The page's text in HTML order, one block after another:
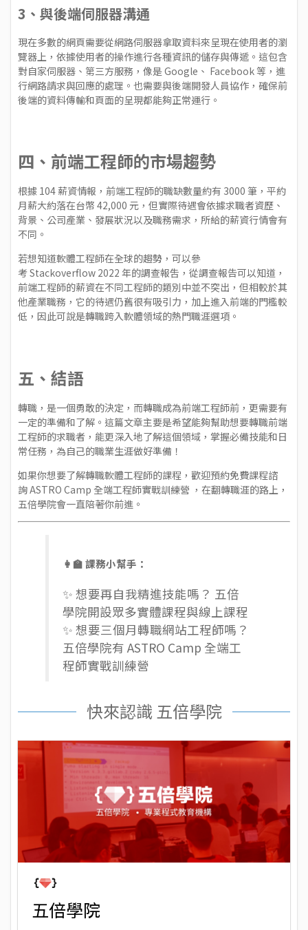
3、與後端伺服器溝通
現在多數的網頁需要從網路伺服器拿取資料來呈現在使用者的瀏
覽器上，依據使用者的操作進行各種資訊的儲存與傳遞。這包含
對自家伺服器、第三方服務，像是 Google、 Facebook 等，進
行網路請求與回應的處理。也需要與後端開發人員協作，確保前
後端的資料傳輸和頁面的呈現都能夠正常運行。
四、前端工程師的市場趨勢
根據 104 薪資情報 ，前端工程師的職缺數量約有 3000 筆，平約
月薪大約落在台幣 42,000 元，但實際待遇會依據求職者資歷、
背景、公司產業、發展狀況以及職務需求，所給的薪資行情會有
不同。
若想知道軟體工程師在全球的趨勢，可以參
考Stackoverflow 2022 年的調查報吿，從調查報告可以知道，
前端工程師的薪資在不同工程師的類別中並不突出，但相較於其
他產業職務，它的待遇仍舊很有吸引力，加上進入前端的門檻較
低，因此可說是轉職跨入軟體領域的熱門職涯選項。
五、結語
轉職，是一個勇敢的決定，而轉職成為前端工程師前，更需要有
一定的準備和了解。這篇文章主要是希望能夠幫助想要轉職前端
工程師的求職者，能更深入地了解這個領域，掌握必備技能和日
常任務，為自己的職業生涯做好準備！
如果你想要了解轉職軟體工程師的課程，歡迎預約免費課程諮
詢ASTRO Camp 全端工程師實戰訓練營 ，在翻轉職涯的路上，
五倍學院會一直陪著你前進。
👩‍🏫 課務小幫手：
✨ 想要再自我精進技能嗎？ 五倍
學院開設眾多實體課程與線上課程
✨ 想要三個月轉職網站工程師嗎？
五倍學院有 ASTRO Camp 全端工
程師實戰訓練營
快來認識 五倍學院
五倍學院